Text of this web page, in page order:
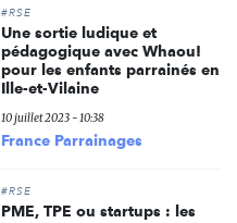
#RSE
Une sortie ludique et
pédagogique avec Whaou!
pour les enfants parrainés en
Ille-et-Vilaine
10 juillet 2023 - 10:38
France Parrainages
#RSE
PME, TPE ou startups : les